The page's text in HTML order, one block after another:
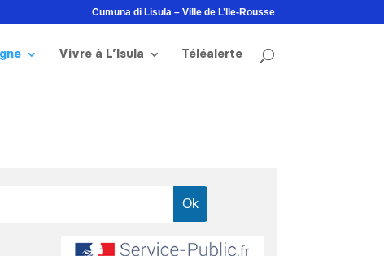
Cumuna di Lisula – Ville de L’Ile-Rousse
Vivre à L’Isula Téléalerte